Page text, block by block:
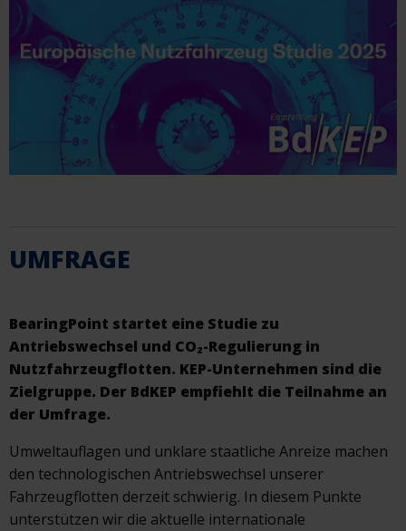
UMFRAGE
BearingPoint startet eine Studie zu
Antriebswechsel und CO₂-Regulierung in
Nutzfahrzeugflotten. KEP-Unternehmen sind die
Zielgruppe. Der BdKEP empfiehlt die Teilnahme an
der Umfrage.
Umweltauflagen und unklare staatliche Anreize machen
den technologischen Antriebswechsel unserer
Fahrzeugflotten derzeit schwierig. In diesem Punkte
unterstützen wir die aktuelle internationale